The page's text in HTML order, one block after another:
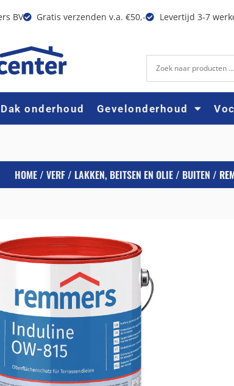
BV Gratis verzenden v.a. €50,- Levertijd 3-7
Dak onderhoud Gevelonderhoud
HOME/ VERF/ LAKKEN, BEITSEN EN OLIE/ BUITEN /